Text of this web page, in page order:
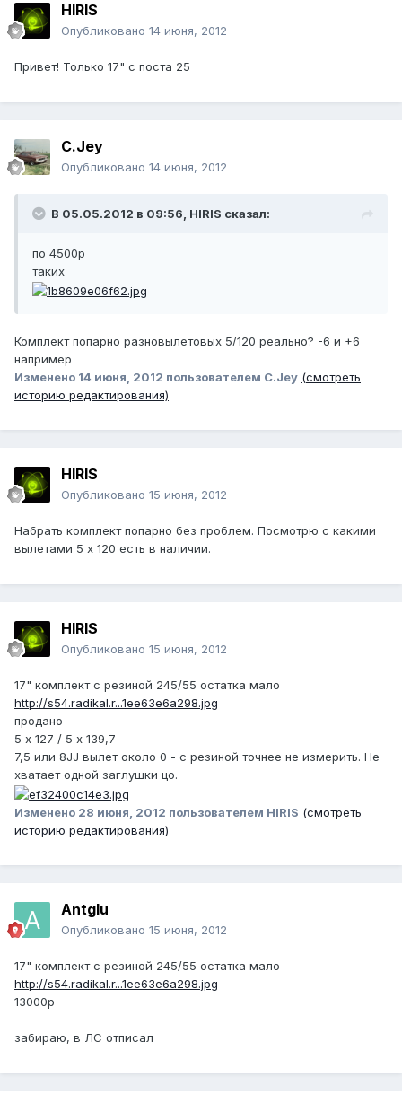
HIRIS
Опубликовано 14 июня, 2012
Привет! Только 17" с поста 25
C.Jey
Опубликовано 14 июня, 2012
В 05.05.2012 в 09:56, HIRIS сказал:
по 4500р
таких
Комплект попарно разновылетовых 5/120 реально? -6 и +6
например
Изменено 14 июня, 2012 пользователем C.Jey (смотреть
историю редактирования)
HIRIS
Опубликовано 15 июня, 2012
Набрать комплект попарно без проблем. Посмотрю с какими
вылетами 5 х 120 есть в наличии.
HIRIS
Опубликовано 15 июня, 2012
17" комплект с резиной 245/55 остатка мало
http://s54.radikal.r...1ee63e6a298.jpg
продано
5 х 127 / 5 х 139,7
7,5 или 8JJ вылет около 0 - с резиной точнее не измерить. Не
хватает одной заглушки цо.
Изменено 28 июня, 2012 пользователем HIRIS (смотреть
историю редактирования)
Antglu
Опубликовано 15 июня, 2012
17" комплект с резиной 245/55 остатка мало
http://s54.radikal.r...1ee63e6a298.jpg
13000р
забираю, в ЛС отписал